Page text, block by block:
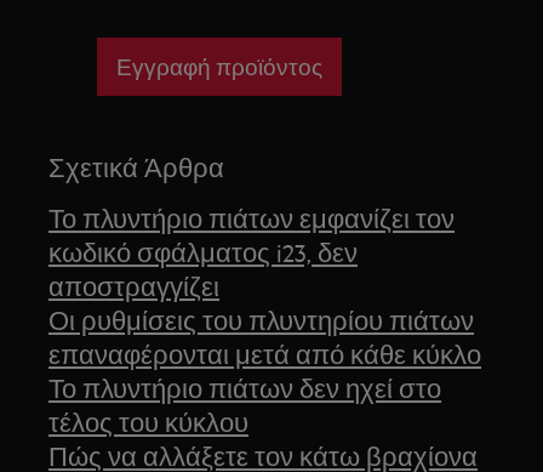
Εγγραφή προϊόντος
Σχετικά Άρθρα
Το πλυντήριο πιάτων εμφανίζει τον
κωδικό σφάλματος i23, δεν
αποστραγγίζει
Οι ρυθμίσεις του πλυντηρίου πιάτων
επαναφέρονται μετά από κάθε κύκλο
Το πλυντήριο πιάτων δεν ηχεί στο
τέλος του κύκλου
Πώς να αλλάξετε τον κάτω βραχίονα